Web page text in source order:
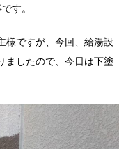
す。
様ですが、今回、給湯設
ましたので、今日は下塗